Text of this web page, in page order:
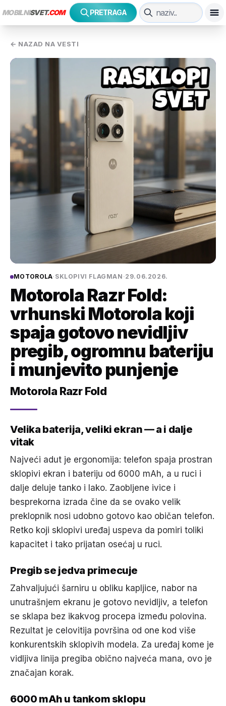
MOBILNISVET.COM PRETRAGA
← NAZAD NA VESTI
MOTOROLA· SKLOPIVI FLAGMAN ·29.06.2026.
Motorola Razr Fold:
vrhunski Motorola koji
spaja gotovo nevidljiv
pregib, ogromnu bateriju
i munjevito punjenje
Motorola Razr Fold
Velika baterija, veliki ekran — a i dalje
vitak
Najveći adut je ergonomija: telefon spaja prostran
sklopivi ekran i bateriju od 6000 mAh, a u ruci i
dalje deluje tanko i lako. Zaobljene ivice i
besprekorna izrada čine da se ovako velik
preklopnik nosi udobno gotovo kao običan telefon.
Retko koji sklopivi uređaj uspeva da pomiri toliki
kapacitet i tako prijatan osećaj u ruci.
Pregib se jedva primecuje
Zahvaljujući šarniru u obliku kapljice, nabor na
unutrašnjem ekranu je gotovo nevidljiv, a telefon
se sklapa bez ikakvog procepa između polovina.
Rezultat je celovitija površina od one kod više
konkurentskih sklopivih modela. Za uređaj kome je
vidljiva linija pregiba obično najveća mana, ovo je
značajan korak.
6000 mAh u tankom sklopu